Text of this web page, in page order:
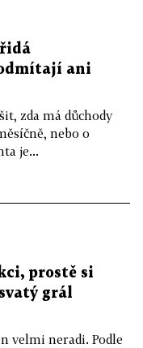
ani
zda má důchody
nebo o
je...
prostě si
grál
velmi neradi. Podle